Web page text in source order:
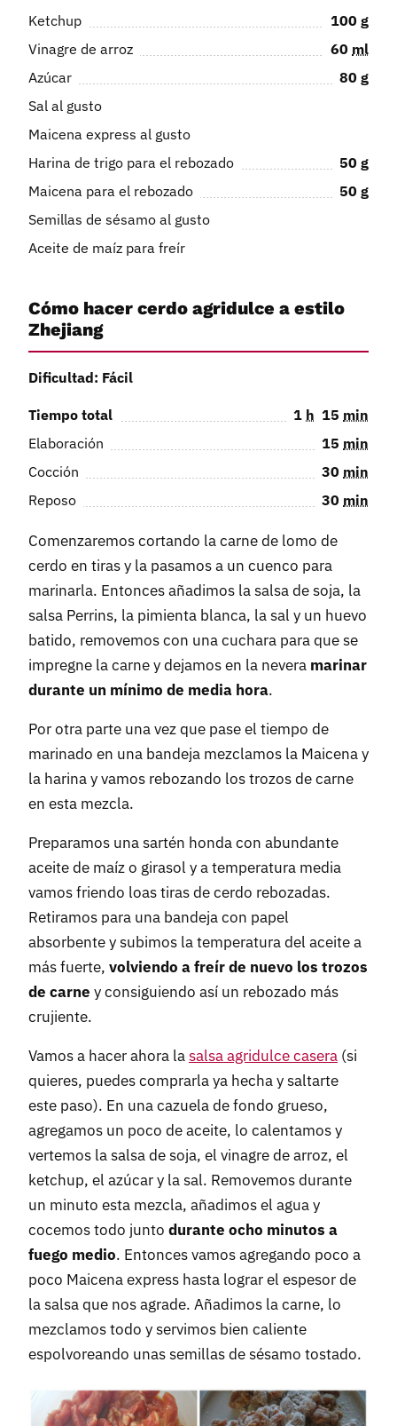
Ketchup
100 g
Vinagre de arroz
60 ml
Azúcar
80 g
Sal al gusto
Maicena express al gusto
Harina de trigo para el rebozado
50 g
Maicena para el rebozado
50 g
Semillas de sésamo al gusto
Aceite de maíz para freír
Cómo hacer cerdo agridulce a estilo
Zhejiang
Dificultad: Fácil
Tiempo total 1 h 15 min
Elaboración
15 min
Cocción
30 min
Reposo
30 min
Comenzaremos cortando la carne de lomo de
cerdo en tiras y la pasamos a un cuenco para
marinarla. Entonces añadimos la salsa de soja, la
salsa Perrins, la pimienta blanca, la sal y un huevo
batido, removemos con una cuchara para que se
impregne la carne y dejamos en la nevera marinar
durante un mínimo de media hora.
Por otra parte una vez que pase el tiempo de
marinado en una bandeja mezclamos la Maicena y
la harina y vamos rebozando los trozos de carne
en esta mezcla.
Preparamos una sartén honda con abundante
aceite de maíz o girasol y a temperatura media
vamos friendo loas tiras de cerdo rebozadas.
Retiramos para una bandeja con papel
absorbente y subimos la temperatura del aceite a
más fuerte, volviendo a freír de nuevo los trozos
de carne y consiguiendo así un rebozado más
crujiente.
Vamos a hacer ahora lasalsa agridulce casera (si
quieres, puedes comprarla ya hecha y saltarte
este paso). En una cazuela de fondo grueso,
agregamos un poco de aceite, lo calentamos y
vertemos la salsa de soja, el vinagre de arroz, el
ketchup, el azúcar y la sal. Removemos durante
un minuto esta mezcla, añadimos el agua y
cocemos todo junto durante ocho minutos a
fuego medio. Entonces vamos agregando poco a
poco Maicena express hasta lograr el espesor de
la salsa que nos agrade. Añadimos la carne, lo
mezclamos todo y servimos bien caliente
espolvoreando unas semillas de sésamo tostado.